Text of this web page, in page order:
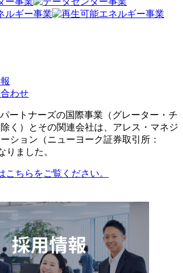
ルギー事業
わせ
ートナーズの国際事業（グレーター・チ
く）とその関連会社は、アレス・マネジ
ション（ニューヨーク証券取引所：
りました。
こちらをご覧ください。